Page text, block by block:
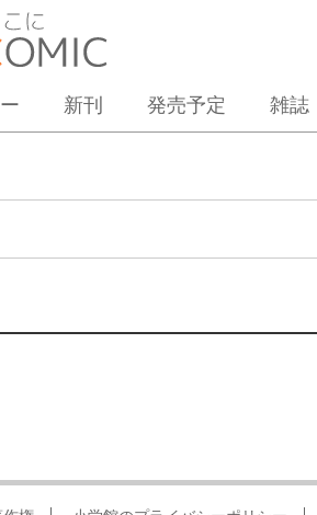
新刊 発売予定 雑誌